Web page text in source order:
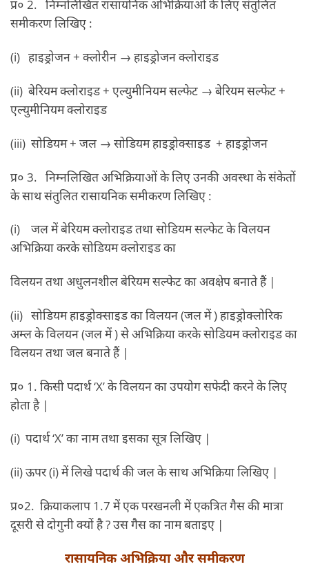
प्र० 2. निम्नलिखित रासायनिक अभिक्रियाओं के लिए संतुलित
समीकरण लिखिए :
(i) हाइड्रोजन + क्लोरीन → हाइड्रोजन क्लोराइड
(ii) बेरियम क्लोराइड + एल्युमीनियम सल्फेट → बेरियम सल्फेट +
एल्युमीनियम क्लोराइड
(iii) सोडियम + जल → सोडियम हाइड्रोक्साइड + हाइड्रोजन
प्र० 3. निम्नलिखित अभिक्रियाओं के लिए उनकी अवस्था के संकेतों
के साथ संतुलित रासायनिक समीकरण लिखिए :
(i) जल में बेरियम क्लोराइड तथा सोडियम सल्फेट के विलयन
अभिक्रिया करके सोडियम क्लोराइड का
विलयन तथा अधुलनशील बेरियम सल्फेट का अवक्षेप बनाते हैं |
(ii) सोडियम हाइड्रोक्साइड का विलयन (जल में ) हाइड्रोक्लोरिक
अम्ल के विलयन (जल में ) से अभिक्रिया करके सोडियम क्लोराइड का
विलयन तथा जल बनाते हैं |
प्र० 1. किसी पदार्थ ‘X’ के विलयन का उपयोग सफेदी करने के लिए
होता है |
(i) पदार्थ ‘X’ का नाम तथा इसका सूत्र लिखिए |
(ii) ऊपर (i) में लिखे पदार्थ की जल के साथ अभिक्रिया लिखिए |
प्र०2. क्रियाकलाप 1.7 में एक परखनली में एकत्रित गैस की मात्रा
दूसरी से दोगुनी क्यों है ? उस गैस का नाम बताइए |
रासायनिक अभिक्रिया और समीकरण